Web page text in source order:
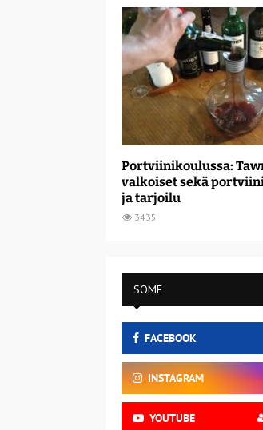
Portviinikoulussa:
valkoiset sekä
ja tarjoilu
3435
SOME
FACEBOOK
INSTAGRAM
YOUTUBE